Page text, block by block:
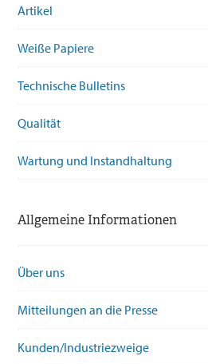
Artikel
Weiße Papiere
Technische Bulletins
Qualität
Wartung und Instandhaltung
Allgemeine Informationen
Über uns
Mitteilungen an die Presse
Kunden/Industriezweige